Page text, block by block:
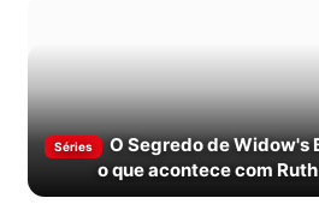
Séries
O Segredo de Widow's
o que acontece com